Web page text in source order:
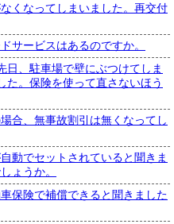
くなってしまいました。再交付
サービスはあるのですか。
日、駐車場で壁にぶつけてしま
た。保険を使って直さないほう
合、無事故割引は無くなってし
動でセットされていると聞きま
ょうか。
保険で補償できると聞きました